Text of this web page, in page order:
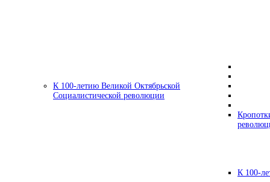
К 100-летию Великой Октябрьской
Социалистической революции
К 100-